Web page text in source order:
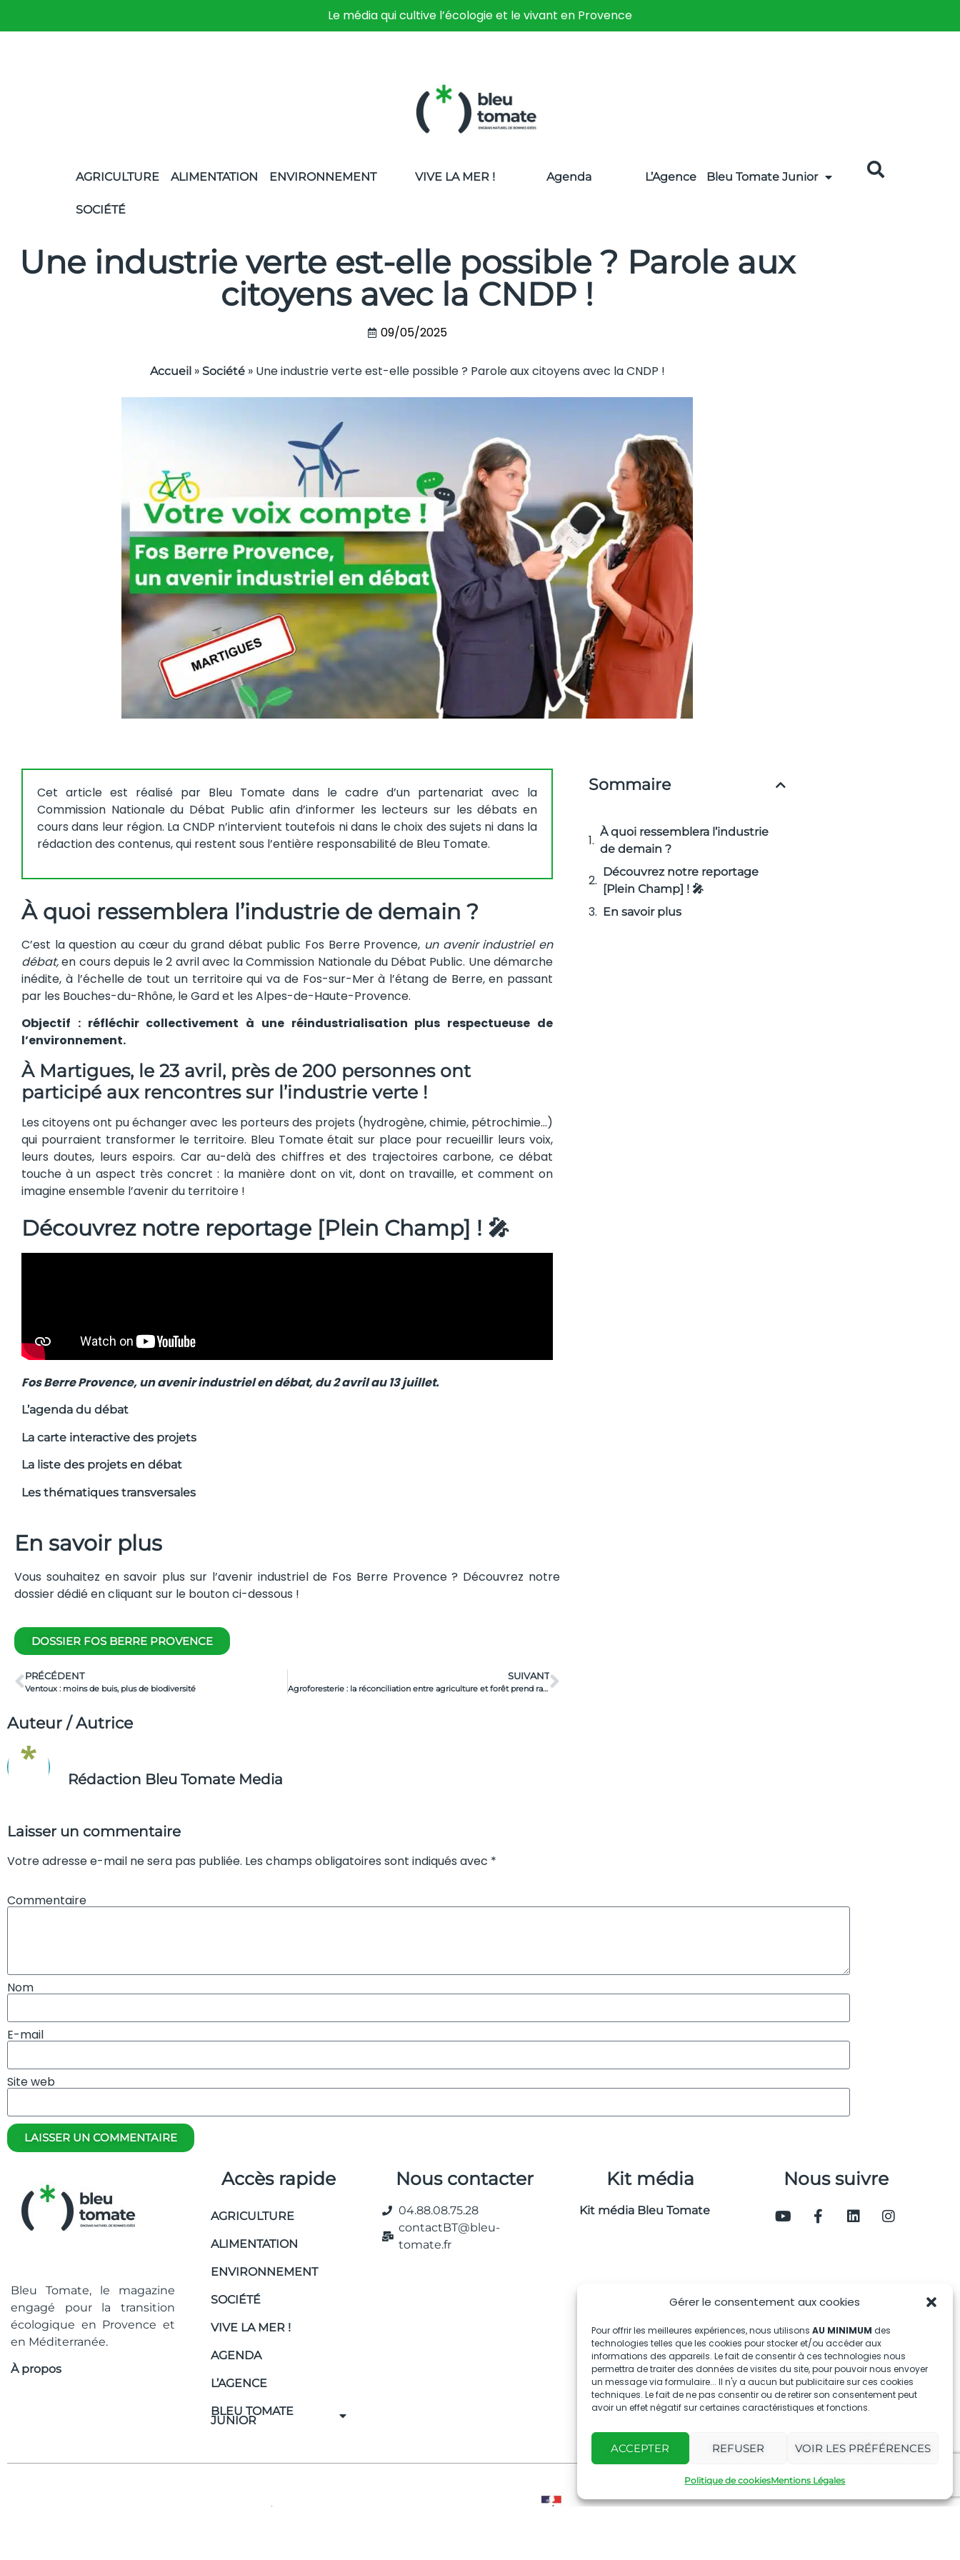
Gérer le consentement aux cookies
Pour offrir les meilleures expériences, nous utilisons AU MINIMUM des
technologies telles que les cookies pour stocker et/ou accéder aux
informations des appareils. Le fait de consentir à ces technologies nous
permettra de traiter des données de visites du site, pour pouvoir nous envoyer
un message via formulaire... Il n'y a aucun but publicitaire sur ces cookies
techniques. Le fait de ne pas consentir ou de retirer son consentement peut
avoir un effet négatif sur certaines caractéristiques et fonctions.
ACCEPTER REFUSER VOIR LES PRÉFÉRENCES
Politique de cookiesMentions Légales
Le média qui cultive l’écologie et le vivant en Provence
AGRICULTURE ALIMENTATION ENVIRONNEMENT
SOCIÉTÉ
VIVE LA MER ! Agenda L’Agence Bleu Tomate Junior
Une industrie verte est-elle possible ? Parole aux
citoyens avec la CNDP !
09/05/2025
Accueil» Société» Une industrie verte est-elle possible ? Parole aux citoyens avec la CNDP !
Cet article est réalisé par Bleu Tomate dans le cadre d’un partenariat avec la
Commission Nationale du Débat Public afin d’informer les lecteurs sur les débats en
cours dans leur région. La CNDP n’intervient toutefois ni dans le choix des sujets ni dans la
rédaction des contenus, qui restent sous l’entière responsabilité de Bleu Tomate.
À quoi ressemblera l’industrie de demain ?
C’est la question au cœur du grand débat public Fos Berre Provence, un avenir industriel en
débat,en cours depuis le 2 avril avec la Commission Nationale du Débat Public. Une démarche
inédite, à l’échelle de tout un territoire qui va de Fos-sur-Mer à l’étang de Berre, en passant
par les Bouches-du-Rhône, le Gard et les Alpes-de-Haute-Provence.
Objectif : réfléchir collectivement à une réindustrialisation plus respectueuse de
l’environnement.
À Martigues, le 23 avril, près de 200 personnes ont
participé aux rencontres sur l’industrie verte !
Les citoyens ont pu échanger avec les porteurs des projets (hydrogène, chimie, pétrochimie…)
qui pourraient transformer le territoire. Bleu Tomate était sur place pour recueillir leurs voix,
leurs doutes, leurs espoirs. Car au-delà des chiffres et des trajectoires carbone, ce débat
touche à un aspect très concret : la manière dont on vit, dont on travaille, et comment on
imagine ensemble l’avenir du territoire !
Découvrez notre reportage [Plein Champ] ! 🎤
Fos Berre Provence, un avenir industriel en débat, du 2 avril au 13 juillet.
L’agenda du débat
La carte interactive des projets
La liste des projets en débat
Les thématiques transversales
En savoir plus
Vous souhaitez en savoir plus sur l’avenir industriel de Fos Berre Provence ? Découvrez notre
dossier dédié en cliquant sur le bouton ci-dessous !
DOSSIER FOS BERRE PROVENCE
PRÉCÉDENT
Ventoux : moins de buis, plus de biodiversité
SUIVANT
Agroforesterie : la réconciliation entre agriculture et forêt prend racine
Sommaire
À quoi ressemblera l’industrie
de demain ?
Découvrez notre reportage
[Plein Champ] ! 🎤
En savoir plus
Auteur / Autrice
Rédaction Bleu Tomate Media
Laisser un commentaire
Votre adresse e-mail ne sera pas publiée. Les champs obligatoires sont indiqués avec *
Commentaire
Nom
E-mail
Site web
LAISSER UN COMMENTAIRE
Bleu Tomate, le magazine
engagé pour la transition
écologique en Provence et
en Méditerranée.
À propos
Accès rapide
AGRICULTURE
ALIMENTATION
ENVIRONNEMENT
SOCIÉTÉ
VIVE LA MER !
AGENDA
L’AGENCE
BLEU TOMATE
JUNIOR
Nous contacter
04.88.08.75.28
contactBT@bleu-
tomate.fr
Kit média
Kit média Bleu Tomate
Nous suivre